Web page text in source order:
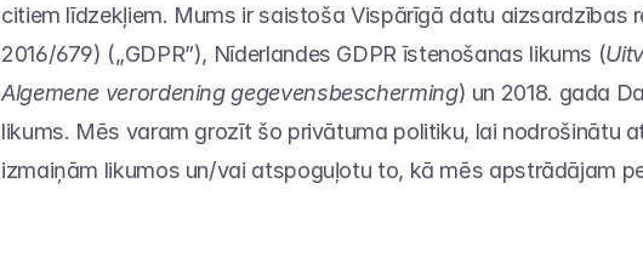
citiem līdzekļiem. Mums ir saistoša Vispārīgā datu aizsardzības
2016/679) („GDPR”), Nīderlandes GDPR īstenošanas likums (
Algemene verordening gegevensbescherming) un 2018. gada
likums. Mēs varam grozīt šo privātuma politiku, lai nodrošinātu
izmaiņām likumos un/vai atspoguļotu to, kā mēs apstrādājam